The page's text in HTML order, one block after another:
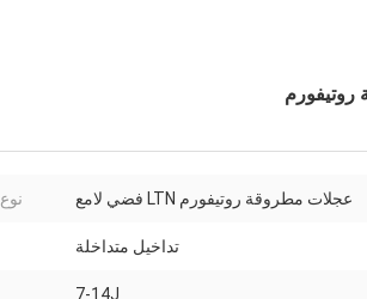
عجلات مطروقة روتيفورم LTN فضي لامع
تداخيل متداخلة
7-14J